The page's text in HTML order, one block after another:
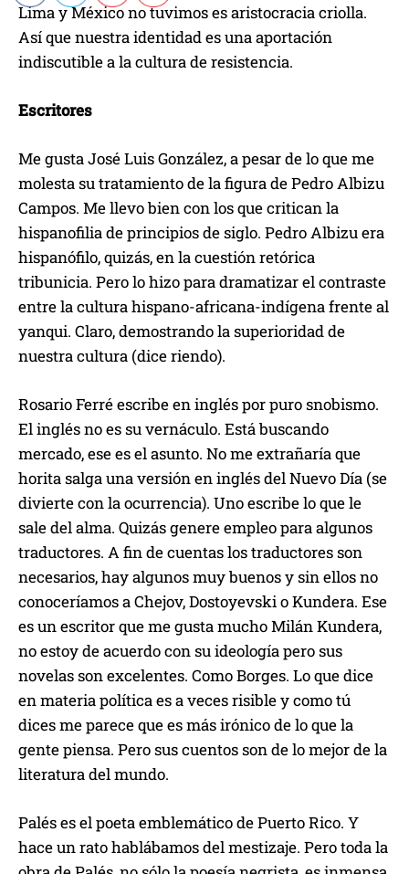
Lima y México no tuvimos es aristocracia criolla.
Así que nuestra identidad es una aportación
indiscutible a la cultura de resistencia.
Escritores
Me gusta José Luis González, a pesar de lo que me
molesta su tratamiento de la figura de Pedro Albizu
Campos. Me llevo bien con los que critican la
hispanofilia de principios de siglo. Pedro Albizu era
hispanófilo, quizás, en la cuestión retórica
tribunicia. Pero lo hizo para dramatizar el contraste
entre la cultura hispano-africana-indígena frente al
yanqui. Claro, demostrando la superioridad de
nuestra cultura (dice riendo).
Rosario Ferré escribe en inglés por puro snobismo.
El inglés no es su vernáculo. Está buscando
mercado, ese es el asunto. No me extrañaría que
horita salga una versión en inglés del Nuevo Día (se
divierte con la ocurrencia). Uno escribe lo que le
sale del alma. Quizás genere empleo para algunos
traductores. A fin de cuentas los traductores son
necesarios, hay algunos muy buenos y sin ellos no
conoceríamos a Chejov, Dostoyevski o Kundera. Ese
es un escritor que me gusta mucho Milán Kundera,
no estoy de acuerdo con su ideología pero sus
novelas son excelentes. Como Borges. Lo que dice
en materia política es a veces risible y como tú
dices me parece que es más irónico de lo que la
gente piensa. Pero sus cuentos son de lo mejor de la
literatura del mundo.
Palés es el poeta emblemático de Puerto Rico. Y
hace un rato hablábamos del mestizaje. Pero toda la